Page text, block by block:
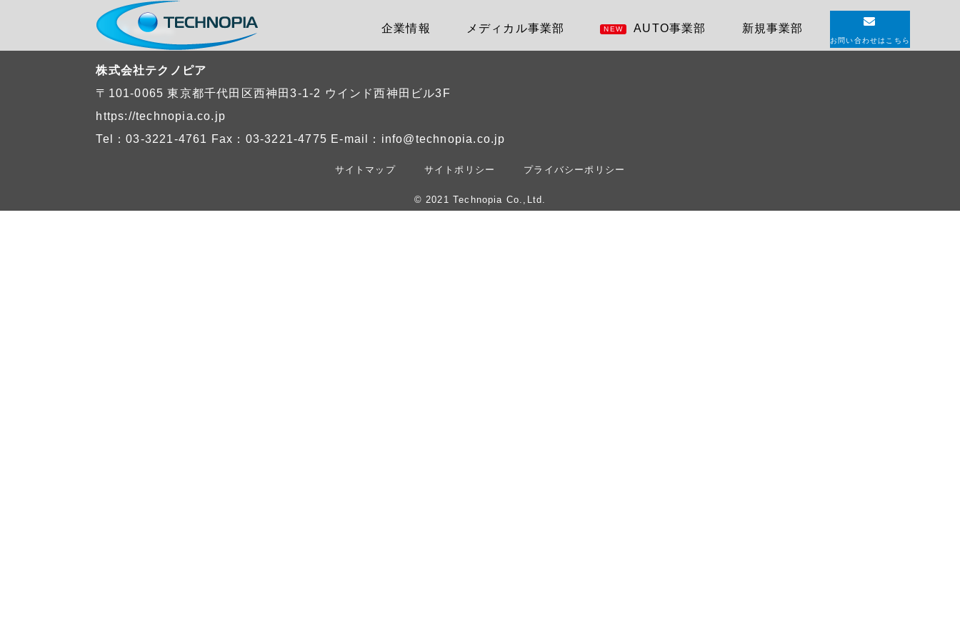
お問い合わせはこちら
企業情報 メディカル事業部 NEW AUTO事業部 新規事業部
株式会社テクノピア
〒101-0065 東京都千代田区西神田3-1-2 ウインド西神田ビル3F
https://technopia.co.jp
Tel：03-3221-4761 Fax：03-3221-4775 E-mail：info@technopia.co.jp
サイトマップ サイトポリシー プライバシーポリシー
© 2021 Technopia Co.,Ltd.